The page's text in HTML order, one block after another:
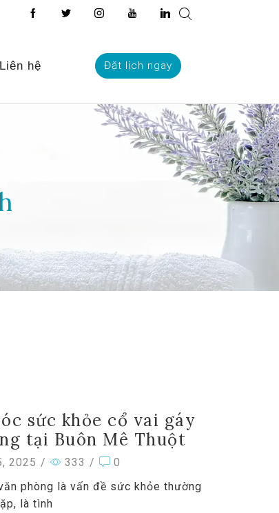
Liên hệ Đặt lịch ngay
sức khỏe cổ vai gáy
tại Buôn Mê Thuột
2025 / 333 /
0
phòng là vấn đề sức khỏe thường
là tình